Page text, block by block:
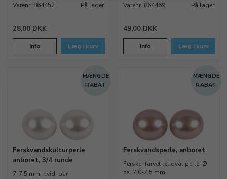
Varenr. 864452 På lager
28,00 DKK
Info Læg i kurv
Varenr. 864469 På lager
49,00 DKK
Info Læg i kurv
MÆNGDE
RABAT
Ferskvandskulturperle
anboret, 3/4 runde
7-7,5 mm, hvid, par
MÆNGDE
RABAT
Ferskvandsperle, anboret
Ferskenfarvet let oval perle, Ø
ca. 7,0-7,5 mm